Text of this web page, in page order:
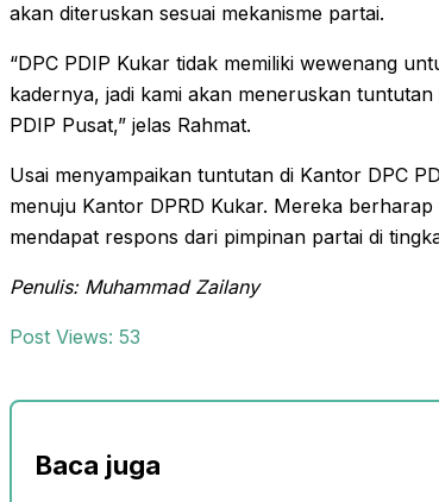
akan diteruskan sesuai mekanisme partai.
“DPC PDIP Kukar tidak memiliki wewenang
kadernya, jadi kami akan meneruskan
PDIP Pusat,” jelas Rahmat.
Usai menyampaikan tuntutan di Kantor DPC
menuju Kantor DPRD Kukar. Mereka
mendapat respons dari pimpinan partai di
Penulis: Muhammad Zailany
Post Views: 53
Baca juga